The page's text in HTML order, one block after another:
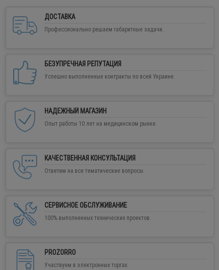
ДОСТАВКА
Профессионально решаем габаритные задачи.
БЕЗУПРЕЧНАЯ РЕПУТАЦИЯ
Успешно выполненные контракты по всей Украине.
НАДЕЖНЫЙ МАГАЗИН
Опыт работы 10 лет на медицинском рынке.
КАЧЕСТВЕННАЯ КОНСУЛЬТАЦИЯ
Ответим на все тематические вопросы.
СЕРВИСНОЕ ОБСЛУЖИВАНИЕ
100% выполненных технических проектов.
PROZORRO
Участвуем в электронных торгах.